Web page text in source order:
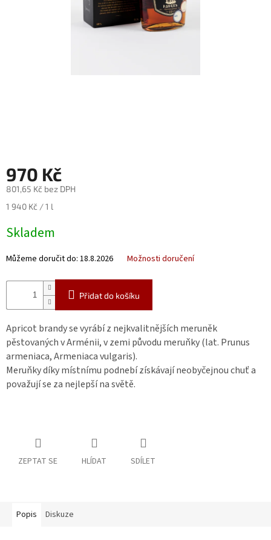
Přihlášení
970 Kč
801,65 Kč bez DPH
Měrná
1 940 Kč / 1 l
Skladem
Můžeme doručit do: 18.8.2026 Možnosti doručení
Přidat do košíku
Apricot brandy se vyrábí z nejkvalitnějších meruněk
pěstovaných v Arménii, v zemi původu meruňky (lat. Prunus
armeniaca, Armeniaca vulgaris).
Meruňky díky místnímu podnebí získávají neobyčejnou chuť a
považují se za nejlepší na světě.
ZEPTAT SE HLÍDAT SDÍLET
Popis Diskuze